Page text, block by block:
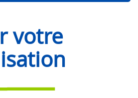
votre